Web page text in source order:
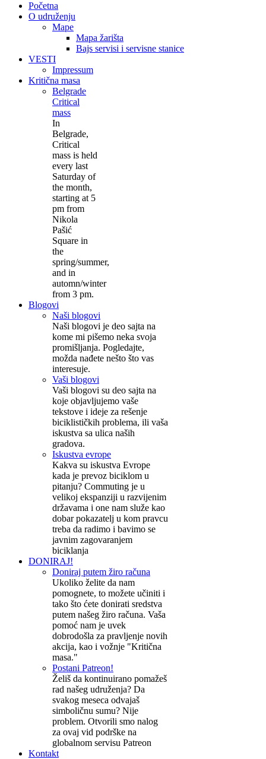
Početna
O udruženju
Mape
Mapa žarišta
Bajs servisi i servisne stanice
VESTI
Impressum
Kritična masa
Belgrade
Critical
mass
In
Belgrade,
Critical
mass is held
every last
Saturday of
the month,
starting at 5
pm from
Nikola
Pašić
Square in
the
spring/summer,
and in
automn/winter
from 3 pm.
Blogovi
Naši blogovi
Naši blogovi je deo sajta na
kome mi pišemo neka svoja
promišljanja. Pogledajte,
možda nađete nešto što vas
interesuje.
Vaši blogovi
Vaši blogovi su deo sajta na
koje objavljujemo vaše
tekstove i ideje za rešenje
biciklističkih problema, ili vaša
iskustva sa ulica naših
gradova.
Iskustva evrope
Kakva su iskustva Evrope
kada je prevoz biciklom u
pitanju? Commuting je u
velikoj ekspanziji u razvijenim
državama i one nam služe kao
dobar pokazatelj u kom pravcu
treba da radimo i bavimo se
javnim zagovaranjem
biciklanja
DONIRAJ!
Doniraj putem žiro računa
Ukoliko želite da nam
pomognete, to možete učiniti i
tako što ćete donirati sredstva
putem našeg žiro računa. Vaša
pomoć nam je uvek
dobrodošla za pravljenje novih
akcija, kao i vožnje "Kritična
masa."
Postani Patreon!
Želiš da kontinuirano pomažeš
rad našeg udruženja? Da
svakog meseca odvajaš
simboličnu sumu? Nije
problem. Otvorili smo nalog
za ovaj vid podrške na
globalnom servisu Patreon
Kontakt